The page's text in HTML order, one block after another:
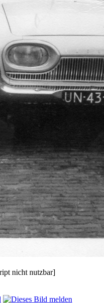
nicht nutzbar]